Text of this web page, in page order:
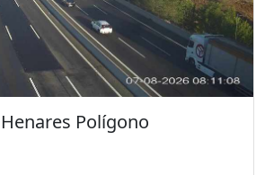
Polígono